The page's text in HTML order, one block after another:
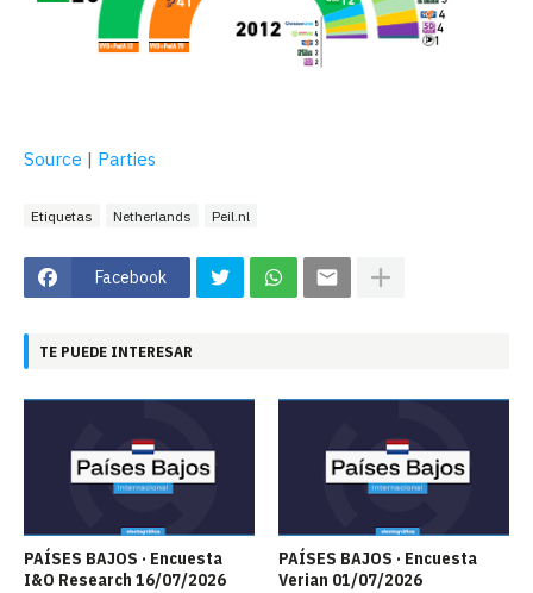
Source | Parties
Etiquetas Netherlands Peil.nl
Facebook
TE PUEDE INTERESAR
PAÍSES BAJOS · Encuesta
I&O Research 16/07/2026
PAÍSES BAJOS · Encuesta
Verian 01/07/2026